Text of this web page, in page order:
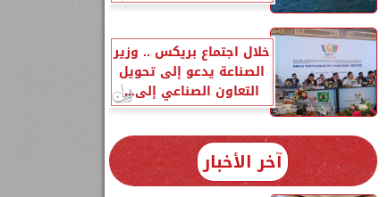
خلال اجتماع بريكس .. وزير
الصناعة يدعو إلى تحويل
التعاون الصناعي إلى...
آخر الأخبار